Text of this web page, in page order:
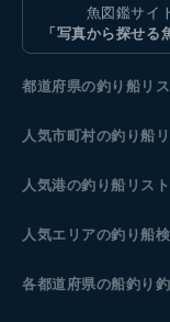
魚図鑑サイ
「写真から探せる
都道府県の釣り船リ
人気市町村の釣り船
人気港の釣り船リスト
人気エリアの釣り船
各都道府県の船釣り